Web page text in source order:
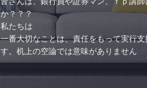
か？？？
私たちは
一番大切なことは、責任をもって実行
す。机上の空論では意味がありません